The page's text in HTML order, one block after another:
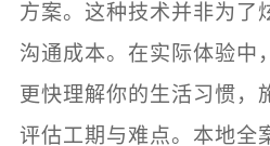
方案。这种技术并非为了
沟通成本。在实际体验中
更快理解你的生活习惯，
评估工期与难点。本地全